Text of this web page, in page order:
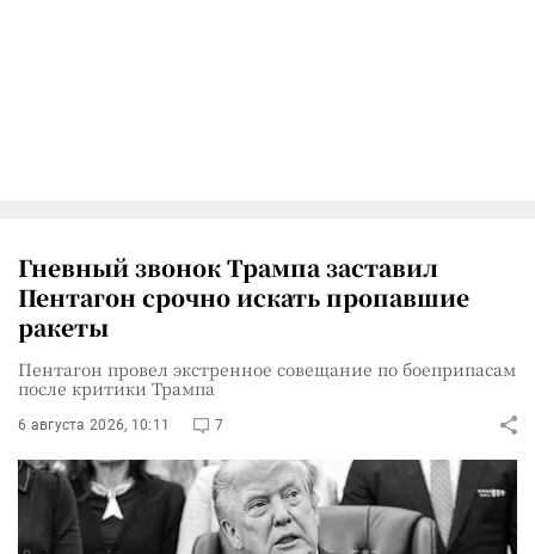
Гневный звонок Трампа заставил
Пентагон срочно искать пропавшие
ракеты
Пентагон провел экстренное совещание по боеприпасам
после критики Трампа
6 августа 2026, 10:11 7